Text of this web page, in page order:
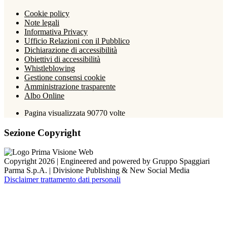
Cookie policy
Note legali
Informativa Privacy
Ufficio Relazioni con il Pubblico
Dichiarazione di accessibilità
Obiettivi di accessibilità
Whistleblowing
Gestione consensi cookie
Amministrazione trasparente
Albo Online
Pagina visualizzata 90770 volte
Sezione Copyright
Copyright 2026 | Engineered and powered by Gruppo Spaggiari
Parma S.p.A. | Divisione Publishing & New Social Media
Disclaimer trattamento dati personali